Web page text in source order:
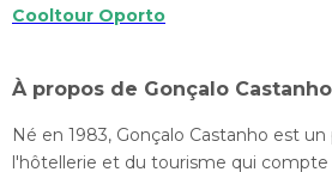
Cooltour Oporto
À propos de Gonçalo Castanho
Né en 1983, Gonçalo Castanho est
l'hôtellerie et du tourisme qui compte